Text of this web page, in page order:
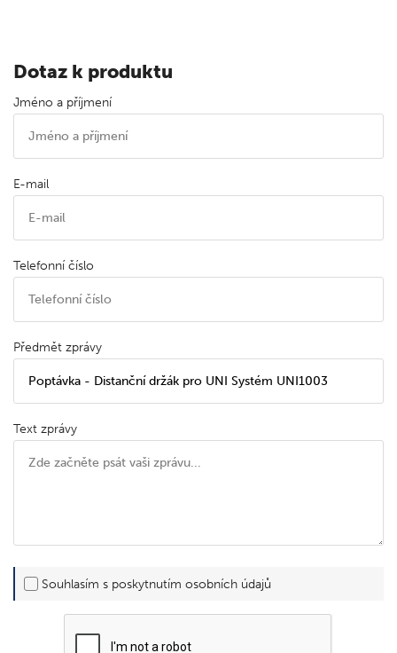
Dotaz k produktu
Jméno a příjmení
E-mail
Telefonní číslo
Předmět zprávy
Text zprávy
Souhlasím s poskytnutím osobních údajů